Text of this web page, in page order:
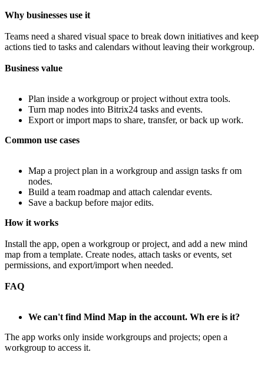
Why businesses use it
Teams need a shared visual space to break down initiatives and keep
actions tied to tasks and calendars without leaving their workgroup.
Business value
Plan inside a workgroup or project without extra tools.
Turn map nodes into Bitrix24 tasks and events.
Export or import maps to share, transfer, or back up work.
Common use cases
Map a project plan in a workgroup and assign tasks fr om
nodes.
Build a team roadmap and attach calendar events.
Save a backup before major edits.
How it works
Install the app, open a workgroup or project, and add a new mind
map from a template. Create nodes, attach tasks or events, set
permissions, and export/import when needed.
FAQ
We can't find Mind Map in the account. Wh ere is it?
The app works only inside workgroups and projects; open a
workgroup to access it.